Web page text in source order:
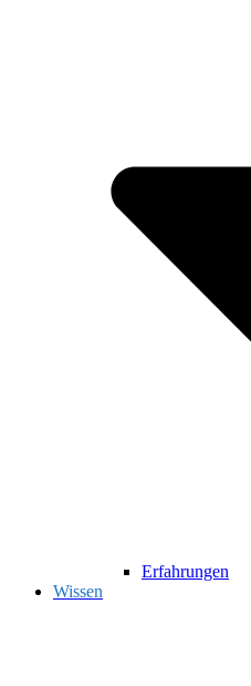
Erfahrungen
Wissen